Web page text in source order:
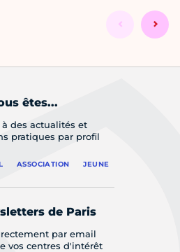
êtes...
à des actualités et
pratiques par profil
ASSOCIATION JEUNE
de Paris
par email
vos centres d'intérêt